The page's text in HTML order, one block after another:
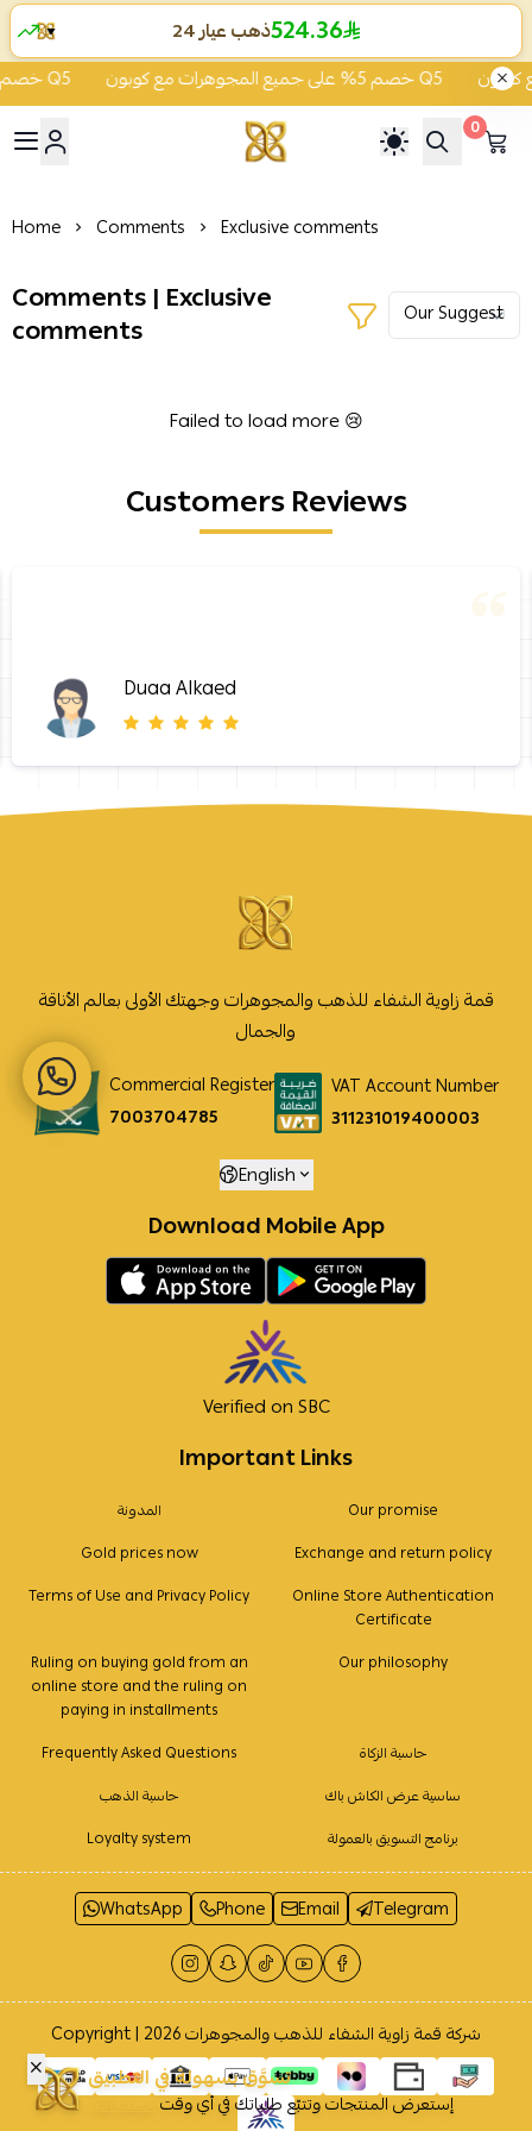
خصم 5% على جميع المجوهرات مع كوبون Q5 خصم 5% على جميع المجوهرات مع كوبون Q5
الشفاء للذهب والمجوهرات
0
Home Comments Exclusive comments
Comments | Exclusive
comments
Failed to load more 😢
Customers Reviews
Duaa Alkaed
Important Links
المدونة
Our promise
Gold prices now
Exchange and return policy
Terms of Use and Privacy Policy
Online Store Authentication
Certificate
Ruling on buying gold from an
online store and the ruling on
paying in installments
Our philosophy
Frequently Asked Questions
حاسبة الزكاة
حاسبة الذهب
ساسية عرض الكاش باك
Loyalty system
برنامج التسويق بالعمولة
قمة زاوية الشفاء للذهب والمجوهرات وجهتك الأولى بعالم الأناقة
والجمال
Commercial Register
7003704785
VAT Account Number
311231019400003
English
Download Mobile App
Verified on SBC
WhatsApp Phone Email Telegram
Copyright | 2026شركة قمة زاوية الشفاء للذهب والمجوهرات
تسوَّق بسهولة في التطبيق
إستعرض المنتجات وتتبّع طلباتك في أي وقتحمله الآن
ذهب عيار 24524.36
▼